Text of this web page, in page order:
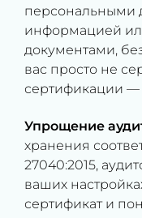
персональными
информацией
документами,
вас просто не
сертификации
Упрощение
хранения
27040:2015,
ваших
сертификат и